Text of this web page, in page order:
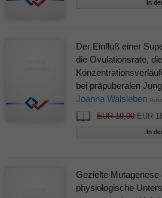
Der Einfluß einer
die Ovulationsrate,
bei präpuberalen
Joanna Walsleben
EUR 19,00EUR
Gezielte
physiologische